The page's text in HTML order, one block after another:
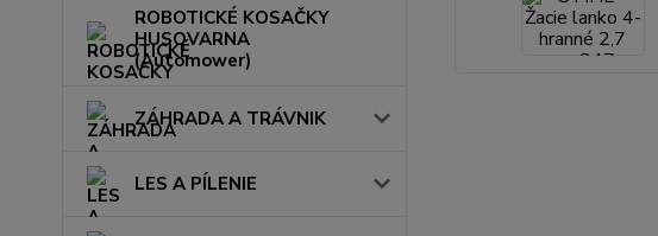
ROBOTICKÉ KOSAČKY
HUSQVARNA
(Automower)
ZÁHRADA A TRÁVNIK
LES A PÍLENIE